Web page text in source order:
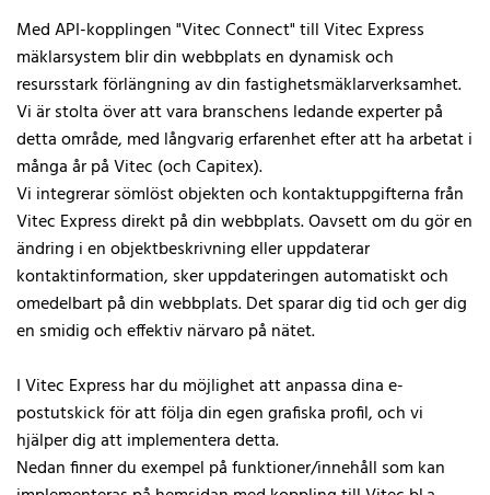
Med API-kopplingen "Vitec Connect" till Vitec Express
mäklarsystem blir din webbplats en dynamisk och
resursstark förlängning av din fastighetsmäklarverksamhet.
Vi är stolta över att vara branschens ledande experter på
detta område, med långvarig erfarenhet efter att ha arbetat i
många år på Vitec (och Capitex).
Vi integrerar sömlöst objekten och kontaktuppgifterna från
Vitec Express direkt på din webbplats. Oavsett om du gör en
ändring i en objektbeskrivning eller uppdaterar
kontaktinformation, sker uppdateringen automatiskt och
omedelbart på din webbplats. Det sparar dig tid och ger dig
en smidig och effektiv närvaro på nätet.
I Vitec Express har du möjlighet att anpassa dina e-
postutskick för att följa din egen grafiska profil, och vi
hjälper dig att implementera detta.
Nedan finner du exempel på funktioner/innehåll som kan